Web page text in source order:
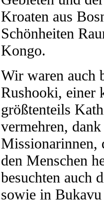
Kroaten aus
Schönheiten
Kongo.
Wir waren auch
Rushooki, einer
größtenteils
vermehren,
Missionarinnen,
den Menschen
besuchten auch
sowie in